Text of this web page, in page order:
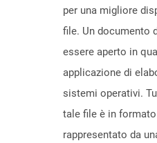
per una migliore
file. Un documento
essere aperto in
applicazione di
sistemi operativi.
tale file è in
rappresentato da